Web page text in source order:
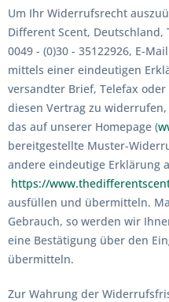
Um Ihr Widerrufsrecht
Different Scent, Deutschland,
0049 - (0)30 - 35122926, E-
mittels einer eindeutigen
versandter Brief, Telefax
diesen Vertrag zu
das auf unserer Homepage (
bereitgestellte Muster-
andere eindeutige Erklärung
https://
ausfüllen und übermitteln.
Gebrauch, so werden wir
eine Bestätigung über den
übermitteln.
Zur Wahrung der